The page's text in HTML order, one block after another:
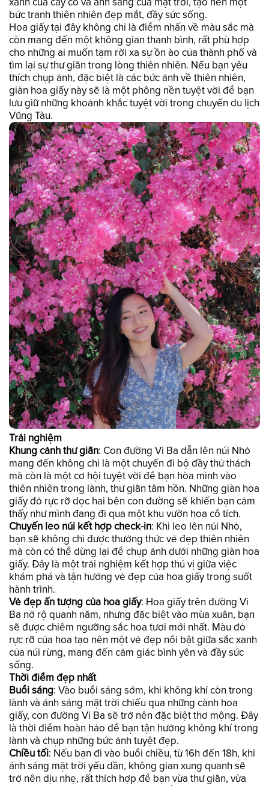
bức tranh thiên nhiên đẹp mắt, đầy sức sống.
Hoa giấy tại đây không chỉ là điểm nhấn về màu sắc mà
còn mang đến một không gian thanh bình, rất phù hợp
cho những ai muốn tạm rời xa sự ồn ào của thành phố và
tìm lại sự thư giãn trong lòng thiên nhiên. Nếu bạn yêu
thích chụp ảnh, đặc biệt là các bức ảnh về thiên nhiên,
giàn hoa giấy này sẽ là một phông nền tuyệt vời để bạn
lưu giữ những khoảnh khắc tuyệt vời trong chuyến du lịch
Vũng Tàu.
Trải nghiệm
Khung cảnh thư giãn: Con đường Vi Ba dẫn lên núi Nhỏ
mang đến không chỉ là một chuyến đi bộ đầy thử thách
mà còn là một cơ hội tuyệt vời để bạn hòa mình vào
thiên nhiên trong lành, thư giãn tâm hồn. Những giàn hoa
giấy đỏ rực rỡ dọc hai bên con đường sẽ khiến bạn cảm
thấy như mình đang đi qua một khu vườn hoa cổ tích.
Chuyến leo núi kết hợp check-in: Khi leo lên núi Nhỏ,
bạn sẽ không chỉ được thưởng thức vẻ đẹp thiên nhiên
mà còn có thể dừng lại để chụp ảnh dưới những giàn hoa
giấy. Đây là một trải nghiệm kết hợp thú vị giữa việc
khám phá và tận hưởng vẻ đẹp của hoa giấy trong suốt
hành trình.
Vẻ đẹp ấn tượng của hoa giấy: Hoa giấy trên đường Vi
Ba nở rộ quanh năm, nhưng đặc biệt vào mùa xuân, bạn
sẽ được chiêm ngưỡng sắc hoa tươi mới nhất. Màu đỏ
rực rỡ của hoa tạo nên một vẻ đẹp nổi bật giữa sắc xanh
của núi rừng, mang đến cảm giác bình yên và đầy sức
sống.
Thời điểm đẹp nhất
Buổi sáng: Vào buổi sáng sớm, khi không khí còn trong
lành và ánh sáng mặt trời chiếu qua những cành hoa
giấy, con đường Vi Ba sẽ trở nên đặc biệt thơ mộng. Đây
là thời điểm hoàn hảo để bạn tận hưởng không khí trong
lành và chụp những bức ảnh tuyệt đẹp.
Chiều tối: Nếu bạn đi vào buổi chiều, từ 16h đến 18h, khi
ánh sáng mặt trời yếu dần, không gian xung quanh sẽ
trở nên dịu nhẹ, rất thích hợp để bạn vừa thư giãn, vừa